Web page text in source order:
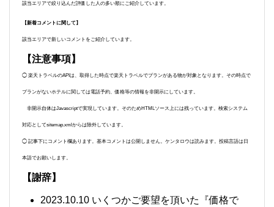
該当エリアで絞り込んだ評価した人の多い順にご紹介しています。
【新着コメントに関して】
該当エリアで新しいコメントをご紹介しています。
【注意事項】
◯ 楽天トラベルのAPIは、取得した時点で楽天トラベルでプランがある物が対象となります。その時点で
プランがないホテルに関しては電話予約、価格等の情報を非開示にしています。
非開示自体はJavascriptで実現しています。そのためHTMLソース上には残っています。検索システム
対応としてsitemap.xmlからは除外しています。
◯ 記事下にコメント欄あります。基本コメントは公開しません。ケンタロウは読みます。投稿言語は日
本語でお願いします。
【謝辞】
2023.10.10 いくつかご要望を頂いた『価格で